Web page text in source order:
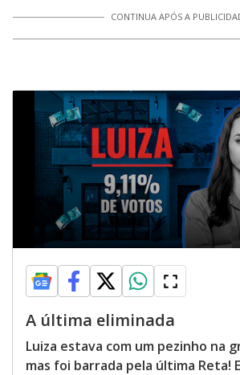
CONTINUA APÓS A
A última eliminada
Luiza estava com um pezinho na
mas foi barrada pela última Reta!